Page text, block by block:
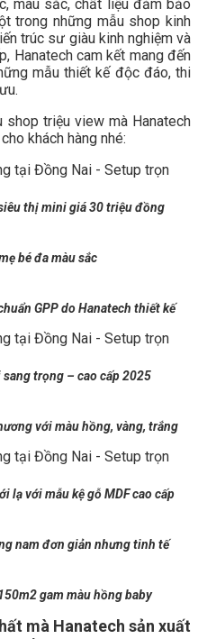
màu sắc, chất liệu đảm bảo
trong những mẫu shop kinh
trúc sư giàu kinh nghiệm và
Hanatech cam kết mang đến
mẫu thiết kế độc đáo, thi
shop triệu view mà Hanatech
khách hàng nhé:
thị mini giá 30 triệu đồng
bé đa màu sắc
GPP do Hanatech thiết kế
trọng – cao cấp 2025
với màu hồng, vàng, trắng
lạvới mẫu kệ gỗ MDF cao cấp
nam đơn giản nhưng tinh tế
gam màu hồng baby
mà Hanatech sản xuất